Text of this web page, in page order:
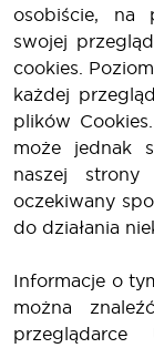
osobiście, na
swojej
cookies.
każdej
plików
może jednak
naszej
oczekiwany
do działania
Informacje o
można
przeglądarce